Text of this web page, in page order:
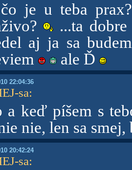
je u teba
...ta
aj ja sa
ale Ď
22:04:36
sa:
a keď píšem s
nie, len sa
20:42:24
sa: